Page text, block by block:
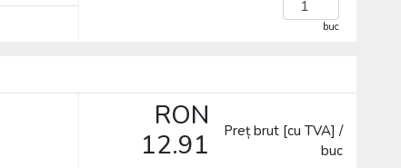
buc
RON
12.91
Preț brut [cu TVA] /
buc